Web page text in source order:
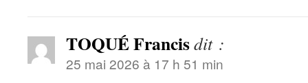
TOQUÉ Francisdit :
25 mai 2026 à 17 h 51 min